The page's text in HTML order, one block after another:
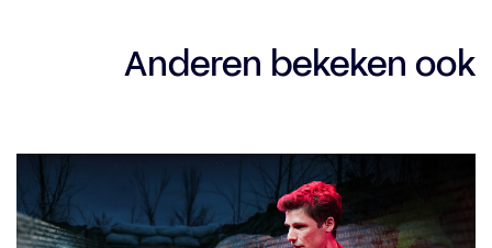
Anderen bekeken ook